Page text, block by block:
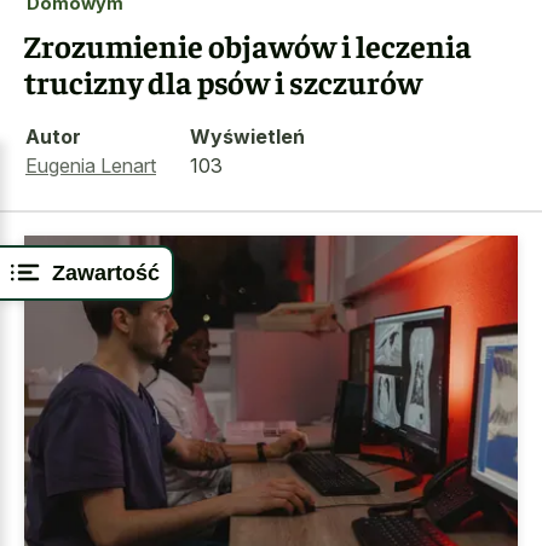
Zawartość
Zrozumienie objawów i leczenia
trucizny dla psów i szczurów
Autor
Eugenia Lenart
Wyświetleń
103